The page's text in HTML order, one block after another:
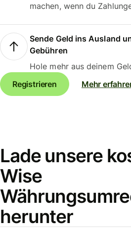
machen, wenn du
Sende Geld ins Ausland
Gebühren
Hole mehr aus deinem
Registrieren
Mehr
Lade unsere
Wise
herunter